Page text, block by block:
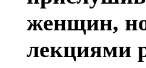
женщин,
лекциями